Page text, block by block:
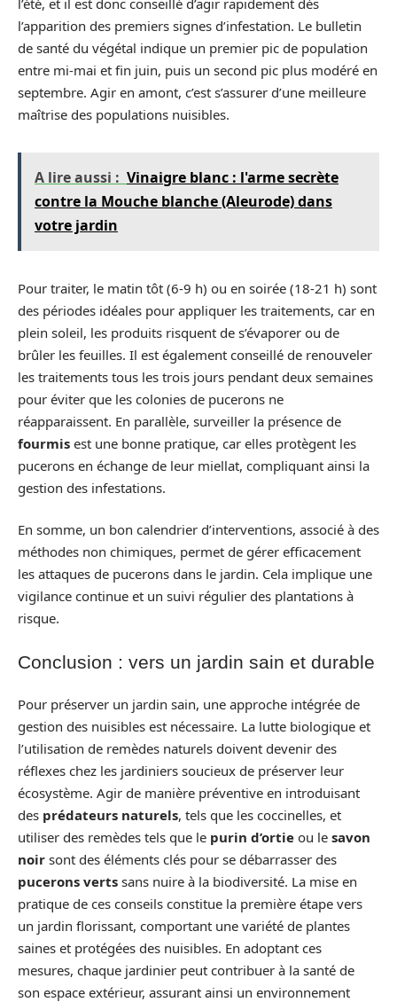
l’apparition des premiers signes d’infestation. Le bulletin
de santé du végétal indique un premier pic de population
entre mi-mai et fin juin, puis un second pic plus modéré en
septembre. Agir en amont, c’est s’assurer d’une meilleure
maîtrise des populations nuisibles.
A lire aussi : Vinaigre blanc : l'arme secrète
contre la Mouche blanche (Aleurode) dans
votre jardin
Pour traiter, le matin tôt (6-9 h) ou en soirée (18-21 h) sont
des périodes idéales pour appliquer les traitements, car en
plein soleil, les produits risquent de s’évaporer ou de
brûler les feuilles. Il est également conseillé de renouveler
les traitements tous les trois jours pendant deux semaines
pour éviter que les colonies de pucerons ne
réapparaissent. En parallèle, surveiller la présence de
fourmis est une bonne pratique, car elles protègent les
pucerons en échange de leur miellat, compliquant ainsi la
gestion des infestations.
En somme, un bon calendrier d’interventions, associé à des
méthodes non chimiques, permet de gérer efficacement
les attaques de pucerons dans le jardin. Cela implique une
vigilance continue et un suivi régulier des plantations à
risque.
Conclusion : vers un jardin sain et durable
Pour préserver un jardin sain, une approche intégrée de
gestion des nuisibles est nécessaire. La lutte biologique et
l’utilisation de remèdes naturels doivent devenir des
réflexes chez les jardiniers soucieux de préserver leur
écosystème. Agir de manière préventive en introduisant
des prédateurs naturels, tels que les coccinelles, et
utiliser des remèdes tels que le purin d’ortie ou le savon
noir sont des éléments clés pour se débarrasser des
pucerons verts sans nuire à la biodiversité. La mise en
pratique de ces conseils constitue la première étape vers
un jardin florissant, comportant une variété de plantes
saines et protégées des nuisibles. En adoptant ces
mesures, chaque jardinier peut contribuer à la santé de
son espace extérieur, assurant ainsi un environnement